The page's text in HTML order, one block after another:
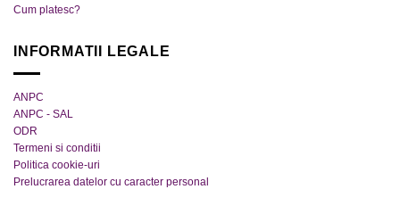
Cum platesc?
INFORMATII LEGALE
ANPC
ANPC - SAL
ODR
Termeni si conditii
Politica cookie-uri
Prelucrarea datelor cu caracter personal